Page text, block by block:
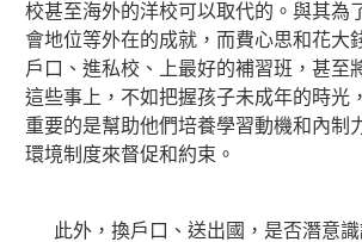
校甚至海外的洋校可以取代的。與其為
會地位等外在的成就，而費心思和花大
戶口、進私校、上最好的補習班，甚至
這些事上，不如把握孩子未成年的時光
重要的是幫助他們培養學習動機和內制
環境制度來督促和約束。
此外，換戶口、送出國，是否潛意識